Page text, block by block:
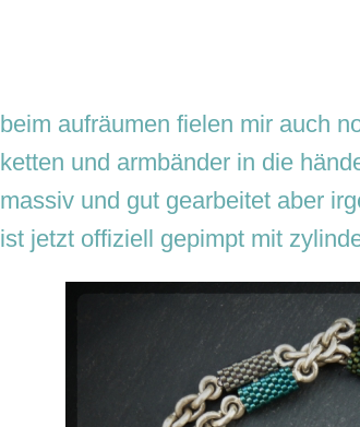
beim aufräumen fielen mir auch
ketten und armbänder in die
massiv und gut gearbeitet aber
ist jetzt offiziell gepimpt mit